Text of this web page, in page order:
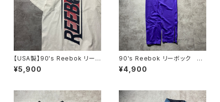
【USA製】90's Reebok リー
ボック バックプリント シング
ルステッチ ホワイト 白 Tシ
¥5,900
90's Reebok リーボック 刺
繍ベクターロゴ パープル ジ
ャージ トラックパンツ
¥4,900